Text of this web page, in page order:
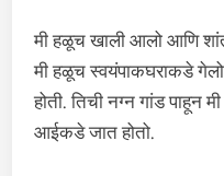
मी हळूच खाली आलो आणि
मी हळूच स्वयंपाकघराकडे
होती. तिची नग्न गांड पाहून
आईकडे जात होतो.